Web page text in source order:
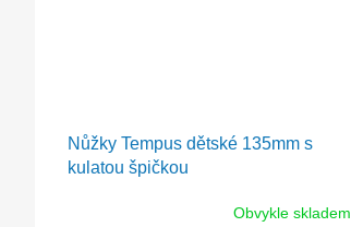
Nůžky Tempus dětské 135mm s
kulatou špičkou
Obvykle skladem